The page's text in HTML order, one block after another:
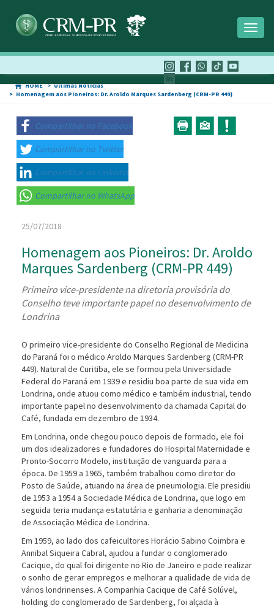
HOME
Últimas Notícias
Homenagem aos Pioneiros: Dr. Aroldo Marques Sardenberg (CRM-PR 449)
Compartilhar no Facebook
Compartilhar no Twitter
Compartilhar no Linkedin
Compartilhar no WhatsApp
25/07/2018
Homenagem aos Pioneiros: Dr. Aroldo
Marques Sardenberg (CRM-PR 449)
Primeiro vice-presidente na diretoria provisória do
Conselho teve importante papel no desenvolvimento de
Londrina
O primeiro vice-presidente do Conselho Regional de Medicina
do Paraná foi o médico Aroldo Marques Sardenberg (CRM-PR
449). Natural de Curitiba, ele se formou pela Universidade
Federal do Paraná em 1939 e residiu boa parte de sua vida em
Londrina, onde atuou como médico e também industrial, tendo
importante papel no desenvolvimento da chamada Capital do
Café, fundada em dezembro de 1934.
Em Londrina, onde chegou pouco depois de formado, ele foi
um dos idealizadores e fundadores do Hospital Maternidade e
Pronto-Socorro Modelo, instituição de vanguarda para a
época. De 1959 a 1965, também trabalhou como diretor do
Posto de Saúde, atuando na área de pneumologia. Ele presidiu
de 1953 a 1954 a Sociedade Médica de Londrina, que logo em
seguida teria mudança estatutária e ganharia a denominação
de Associação Médica de Londrina.
Em 1959, ao lado dos cafeicultores Horácio Sabino Coimbra e
Annibal Siqueira Cabral, ajudou a fundar o conglomerado
Cacique, do qual foi dirigente no Rio de Janeiro e pode realizar
o sonho de gerar empregos e melhorar a qualidade de vida de
vários londrinenses. A Companhia Cacique de Café Solúvel,
holding do conglomerado de Sardenberg, foi alçada à